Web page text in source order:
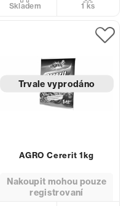
Skladem 1 ks
Trvale vyprodáno
AGRO Cererit 1kg
Nakoupit mohou pouze
registrovaní